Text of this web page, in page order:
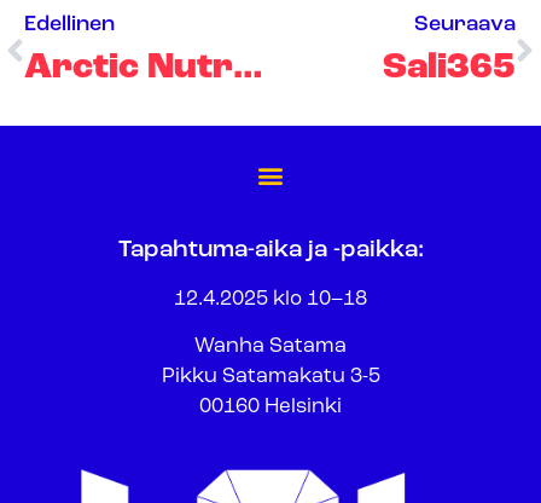
Edellinen
Arctic Nutrition/Sole Molander
Seuraava
Sali365
Tapahtuma-aika ja -paikka:
12.4.2025 klo 10–18
Wanha Satama
Pikku Satamakatu 3-5
00160 Helsinki